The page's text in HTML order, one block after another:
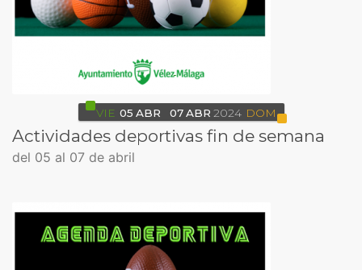
VIE 05 ABR 07 ABR 2024 DOM
Actividades deportivas fin de semana
del 05 al 07 de abril